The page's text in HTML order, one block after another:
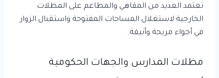
تعتمد العديد من المقاهي والمطاعم على المظلات
الخارجية لاستغلال المساحات المفتوحة واستقبال الزوار
في أجواء مريحة وأنيقة.
مظلات المدارس والجهات الحكومية